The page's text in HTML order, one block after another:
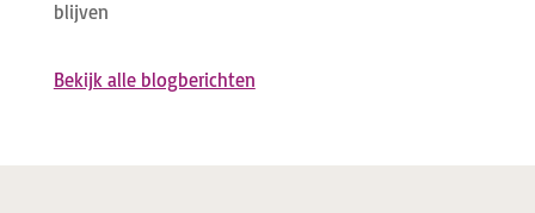
blijven
Bekijk alle blogberichten